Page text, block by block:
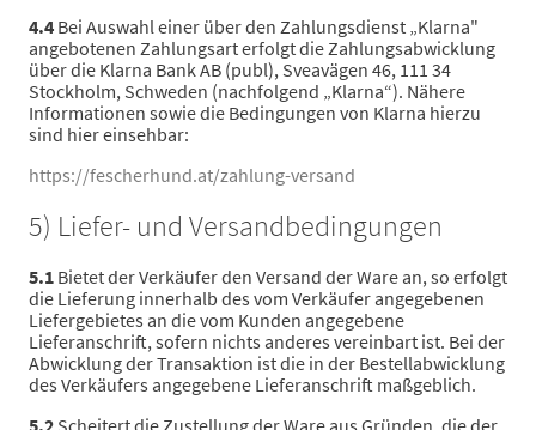
4.4 Bei Auswahl einer über den Zahlungsdienst „Klarna"
angebotenen Zahlungsart erfolgt die Zahlungsabwicklung
über die Klarna Bank AB (publ), Sveavägen 46, 111 34
Stockholm, Schweden (nachfolgend „Klarna“). Nähere
Informationen sowie die Bedingungen von Klarna hierzu
sind hier einsehbar:
https://fescherhund.at/zahlung-versand
5) Liefer- und Versandbedingungen
5.1 Bietet der Verkäufer den Versand der Ware an, so erfolgt
die Lieferung innerhalb des vom Verkäufer angegebenen
Liefergebietes an die vom Kunden angegebene
Lieferanschrift, sofern nichts anderes vereinbart ist. Bei der
Abwicklung der Transaktion ist die in der Bestellabwicklung
des Verkäufers angegebene Lieferanschrift maßgeblich.